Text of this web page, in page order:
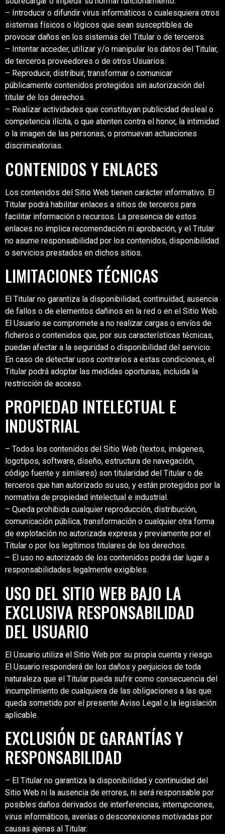
– Introducir o difundir virus informáticos o cualesquiera otros
sistemas físicos o lógicos que sean susceptibles de
provocar daños en los sistemas del Titular o de terceros.
– Intentar acceder, utilizar y/o manipular los datos del Titular,
de terceros proveedores o de otros Usuarios.
– Reproducir, distribuir, transformar o comunicar
públicamente contenidos protegidos sin autorización del
titular de los derechos.
– Realizar actividades que constituyan publicidad desleal o
competencia ilícita, o que atenten contra el honor, la intimidad
o la imagen de las personas, o promuevan actuaciones
discriminatorias.
CONTENIDOS Y ENLACES
Los contenidos del Sitio Web tienen carácter informativo. El
Titular podrá habilitar enlaces a sitios de terceros para
facilitar información o recursos. La presencia de estos
enlaces no implica recomendación ni aprobación, y el Titular
no asume responsabilidad por los contenidos, disponibilidad
o servicios prestados en dichos sitios.
LIMITACIONES TÉCNICAS
El Titular no garantiza la disponibilidad, continuidad, ausencia
de fallos o de elementos dañinos en la red o en el Sitio Web.
El Usuario se compromete a no realizar cargas o envíos de
ficheros o contenidos que, por sus características técnicas,
puedan afectar a la seguridad o disponibilidad del servicio.
En caso de detectar usos contrarios a estas condiciones, el
Titular podrá adoptar las medidas oportunas, incluida la
restricción de acceso.
PROPIEDAD INTELECTUAL E
INDUSTRIAL
– Todos los contenidos del Sitio Web (textos, imágenes,
logotipos, software, diseño, estructura de navegación,
código fuente y similares) son titularidad del Titular o de
terceros que han autorizado su uso, y están protegidos por la
normativa de propiedad intelectual e industrial.
– Queda prohibida cualquier reproducción, distribución,
comunicación pública, transformación o cualquier otra forma
de explotación no autorizada expresa y previamente por el
Titular o por los legítimos titulares de los derechos.
– El uso no autorizado de los contenidos podrá dar lugar a
responsabilidades legalmente exigibles.
USO DEL SITIO WEB BAJO LA
EXCLUSIVA RESPONSABILIDAD
DEL USUARIO
El Usuario utiliza el Sitio Web por su propia cuenta y riesgo.
El Usuario responderá de los daños y perjuicios de toda
naturaleza que el Titular pueda sufrir como consecuencia del
incumplimiento de cualquiera de las obligaciones a las que
queda sometido por el presente Aviso Legal o la legislación
aplicable.
EXCLUSIÓN DE GARANTÍAS Y
RESPONSABILIDAD
– El Titular no garantiza la disponibilidad y continuidad del
Sitio Web ni la ausencia de errores, ni será responsable por
posibles daños derivados de interferencias, interrupciones,
virus informáticos, averías o desconexiones motivadas por
causas ajenas al Titular.